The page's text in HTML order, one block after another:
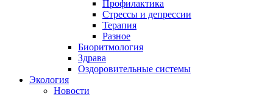
Профилактика
Стрессы и депрессии
Терапия
Разное
Биоритмология
Здрава
Оздоровительные системы
Экология
Новости